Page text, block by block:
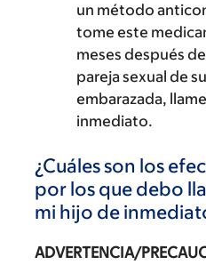
un método
tome este
meses después
pareja sexual de
embarazada,
inmediato.
¿Cuáles son los
por los que debo
mi hijo de
ADVERTENCIA/